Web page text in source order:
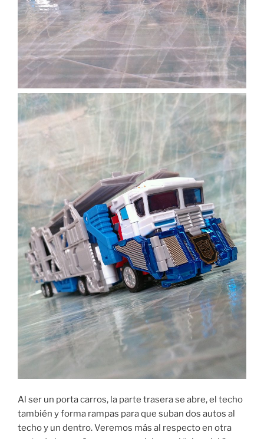
Al ser un porta carros, la parte trasera se abre, el techo
también y forma rampas para que suban dos autos al
techo y un dentro. Veremos más al respecto en otra